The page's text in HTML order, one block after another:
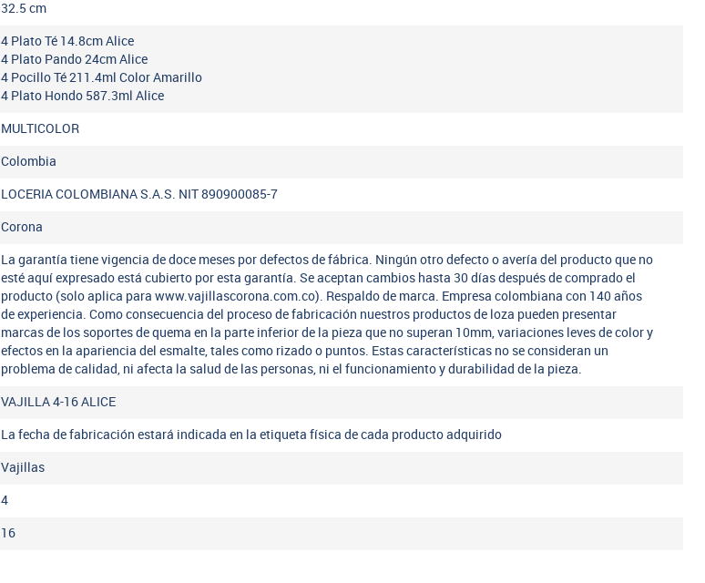
32.5 cm
4 Plato Té 14.8cm Alice
4 Plato Pando 24cm Alice
4 Pocillo Té 211.4ml Color Amarillo
4 Plato Hondo 587.3ml Alice
MULTICOLOR
Colombia
LOCERIA COLOMBIANA S.A.S. NIT 890900085-7
Corona
La garantía tiene vigencia de doce meses por defectos de fábrica. Ningún otro defecto o avería del producto que no
esté aquí expresado está cubierto por esta garantía. Se aceptan cambios hasta 30 días después de comprado el
producto (solo aplica para www.vajillascorona.com.co). Respaldo de marca. Empresa colombiana con 140 años
de experiencia. Como consecuencia del proceso de fabricación nuestros productos de loza pueden presentar
marcas de los soportes de quema en la parte inferior de la pieza que no superan 10mm, variaciones leves de color y
efectos en la apariencia del esmalte, tales como rizado o puntos. Estas características no se consideran un
problema de calidad, ni afecta la salud de las personas, ni el funcionamiento y durabilidad de la pieza.
VAJILLA 4-16 ALICE
La fecha de fabricación estará indicada en la etiqueta física de cada producto adquirido
Vajillas
4
16